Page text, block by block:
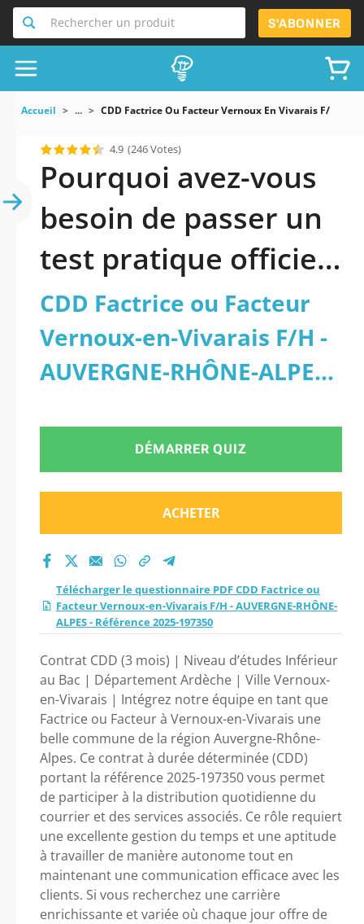
Rechercher un produit S'ABONNER
Accueil ... CDD Factrice Ou Facteur Vernoux En Vivarais F/H
4.9 (246 Votes)
Pourquoi avez-vous
besoin de passer un
test pratique officiel
mis à jour de CDD
Factrice ou Facteur
Vernoux-en-Vivarais
F/H - AUVERGNE-
RHÔNE-ALPES -
Référence 2025-
197350 2026 ?
CDD Factrice ou Facteur
Vernoux-en-Vivarais F/H -
AUVERGNE-RHÔNE-ALPES -
DÉMARRER QUIZ
ACHETER
Télécharger le questionnaire PDF CDD Factrice ou
Facteur Vernoux-en-Vivarais F/H - AUVERGNE-RHÔNE-
ALPES - Référence 2025-197350
Contrat CDD (3 mois) | Niveau d’études Inférieur
au Bac | Département Ardèche | Ville Vernoux-
en-Vivarais | Intégrez notre équipe en tant que
Factrice ou Facteur à Vernoux-en-Vivarais une
belle commune de la région Auvergne-Rhône-
Alpes. Ce contrat à durée déterminée (CDD)
portant la référence 2025-197350 vous permet
de participer à la distribution quotidienne du
courrier et des services associés. Ce rôle requiert
une excellente gestion du temps et une aptitude
à travailler de manière autonome tout en
maintenant une communication efficace avec les
clients. Si vous recherchez une carrière
enrichissante et variée où chaque jour offre de